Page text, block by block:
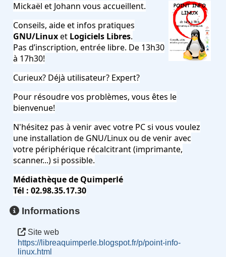
Mickaël et Johann vous accueillent.
Conseils, aide et infos pratiques
GNU/Linuxet Logiciels Libres.
Pas d’inscription, entrée libre. De 13h30
à 17h30!
Curieux? Déjà utilisateur? Expert?
Pour résoudre vos problèmes, vous êtes le
bienvenue!
N'hésitez pas à venir avec votre PC si vous voulez
une installation de GNU/Linux ou de venir avec
votre périphérique récalcitrant (imprimante,
scanner...) si possible.
Médiathèque de Quimperlé
Tél : 02.98.35.17.30
Informations
Site web
https://libreaquimperle.blogspot.fr/p/point-info-
linux.html